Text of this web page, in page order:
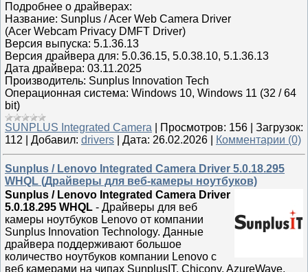
Подробнее о драйверах:
Название: Sunplus / Acer Web Camera Driver
(Acer Webcam Privacy DMFT Driver)
Версия выпуска: 5.1.36.13
Версия драйвера для: 5.0.36.15, 5.0.38.10, 5.1.36.13
Дата драйвера: 03.11.2025
Производитель: Sunplus Innovation Tech
Операционная система: Windows 10, Windows 11 (32 / 64
bit)
SUNPLUS Integrated Camera
Просмотров: 156
Загрузок:
112
Добавил: drivers Дата: 26.02.2026 Комментарии (0)
Sunplus / Lenovo Integrated Camera Driver 5.0.18.295
WHQL (Драйверы для веб-камеры ноутбуков)
Sunplus / Lenovo Integrated Camera Driver
5.0.18.295 WHQL - Драйверы для веб
камеры ноутбуков Lenovo от компании
Sunplus Innovation Technology. Данные
драйвера поддерживают большое
количество ноутбуков компании Lenovo с
веб камерами на чипах SunplusIT, Chicony, AzureWave,